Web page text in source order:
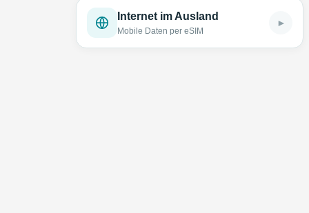
Internet im Ausland
Mobile Daten per eSIM
►